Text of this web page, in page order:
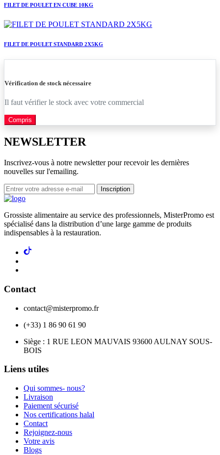
FILET DE POULET EN CUBE 10KG
FILET DE POULET STANDARD 2X5KG
Vérification de stock nécessaire
Il faut vérifier le stock avec votre commercial
Compris
NEWSLETTER
Inscrivez-vous à notre newsletter pour recevoir les dernières
nouvelles sur l'emailing.
Inscription
Grossiste alimentaire au service des professionnels, MisterPromo est
spécialisé dans la distribution d’une large gamme de produits
indispensables à la restauration.
Contact
contact@misterpromo.fr
(+33) 1 86 90 61 90
Siège : 1 RUE LEON MAUVAIS 93600 AULNAY SOUS-
BOIS
Liens utiles
Qui sommes- nous?
Livraison
Paiement sécurisé
Nos certifications halal
Contact
Rejoignez-nous
Votre avis
Blogs